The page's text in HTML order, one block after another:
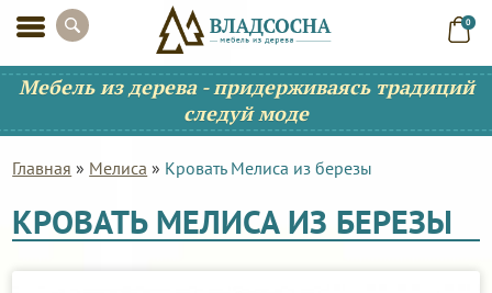
0
Мебель из дерева - придерживаясь традиций
следуй моде
Главная » Мелиса » Кровать Мелиса из березы
КРОВАТЬ МЕЛИСА ИЗ БЕРЕЗЫ